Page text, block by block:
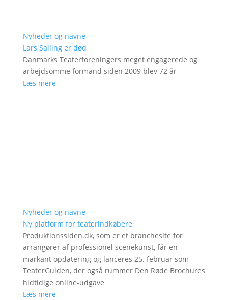
Nyheder og navne
Lars Salling er død
Danmarks Teaterforeningers meget engagerede og
arbejdsomme formand siden 2009 blev 72 år
Læs mere
Nyheder og navne
Ny platform for teaterindkøbere
Produktionssiden.dk, som er et branchesite for
arrangører af professionel scenekunst, får en
markant opdatering og lanceres 25. februar som
TeaterGuiden, der også rummer Den Røde Brochures
hidtidige online-udgave
Læs mere